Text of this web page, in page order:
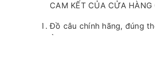
CAM KẾT CỦA CỬA HÀNG
Đồ câu chính hãng, đúng
Nếu sản phẩm bị lỗi hoặc